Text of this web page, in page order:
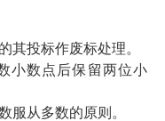
其投标作废标处理。
小数点后保留两位小
服从多数的原则。